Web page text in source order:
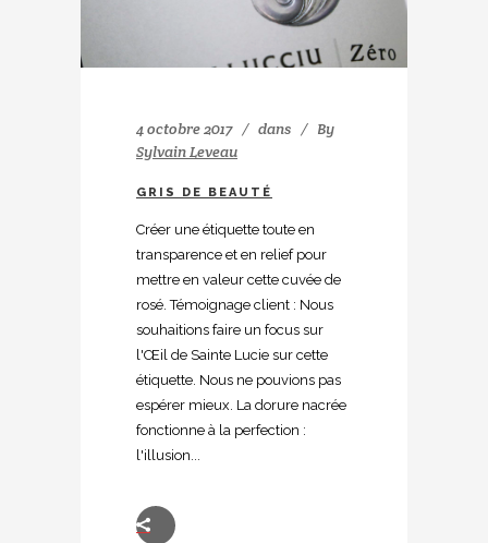
4 octobre 2017 dans
By
Sylvain Leveau
GRIS DE BEAUTÉ
Créer une étiquette toute en
transparence et en relief pour
mettre en valeur cette cuvée de
rosé. Témoignage client : Nous
souhaitions faire un focus sur
l'Œil de Sainte Lucie sur cette
étiquette. Nous ne pouvions pas
espérer mieux. La dorure nacrée
fonctionne à la perfection :
l'illusion...